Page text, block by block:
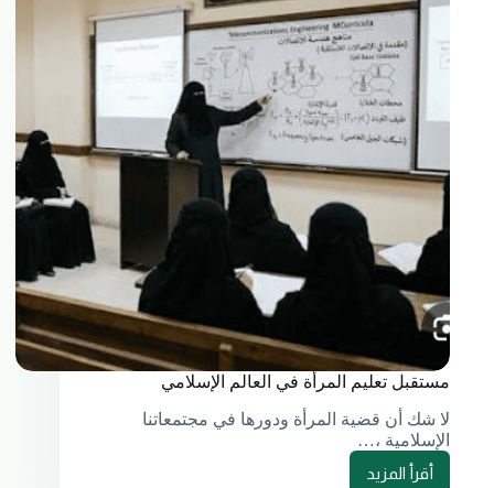
مستقبل تعليم المرأة في العالم الإسلامي
لا شك أن قضية المرأة ودورها في مجتمعاتنا
الإسلامية ،…
أقرأ المزيد